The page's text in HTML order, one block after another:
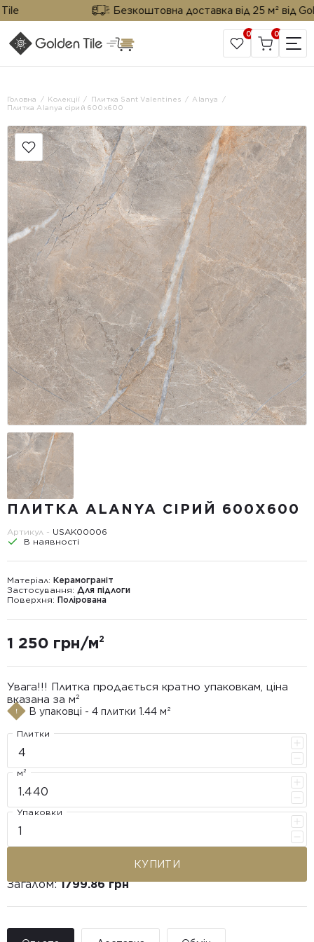
Безкоштовна доставка від 25 м² від
САЙТ КОМПАНІЇ
0 0
Головна Колекції Плитка Sant Valentines
Alanya
Плитка Alanya сірий 600x600
ПЛИТКА ALANYA СІРИЙ 600X600
Артикул - USAK00006
В наявності
Матеріал: Керамограніт
Застосування: Для підлоги
Поверхня: Полірована
1 250 грн/м²
Увага!!! Плитка продається кратно упаковкам, ціна
вказана за м²
В упаковці - 4 плитки 1.44 м²
Плитки
м²
Упаковки
КУПИТИ
Загалом:1799.86 грн